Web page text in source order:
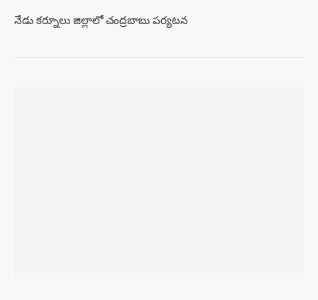
నేడు కర్నూలు జిల్లాలో చంద్రబాబు పర్యటన